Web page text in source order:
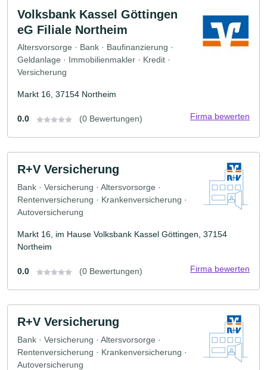
Volksbank Kassel Göttingen
eG Filiale Northeim
Altersvorsorge · Bank · Baufinanzierung ·
Geldanlage · Immobilienmakler · Kredit ·
Versicherung
Markt 16, 37154 Northeim
0.0 (0 Bewertungen) Firma bewerten
R+V Versicherung
Bank · Versicherung · Altersvorsorge ·
Rentenversicherung · Krankenversicherung ·
Autoversicherung
Markt 16, im Hause Volksbank Kassel Göttingen, 37154
Northeim
0.0 (0 Bewertungen) Firma bewerten
R+V Versicherung
Bank · Versicherung · Altersvorsorge ·
Rentenversicherung · Krankenversicherung ·
Autoversicherung